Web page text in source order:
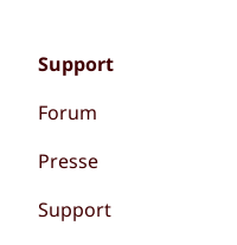
Support
Forum
Presse
Support